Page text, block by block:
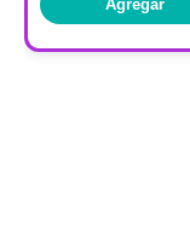
Agregar